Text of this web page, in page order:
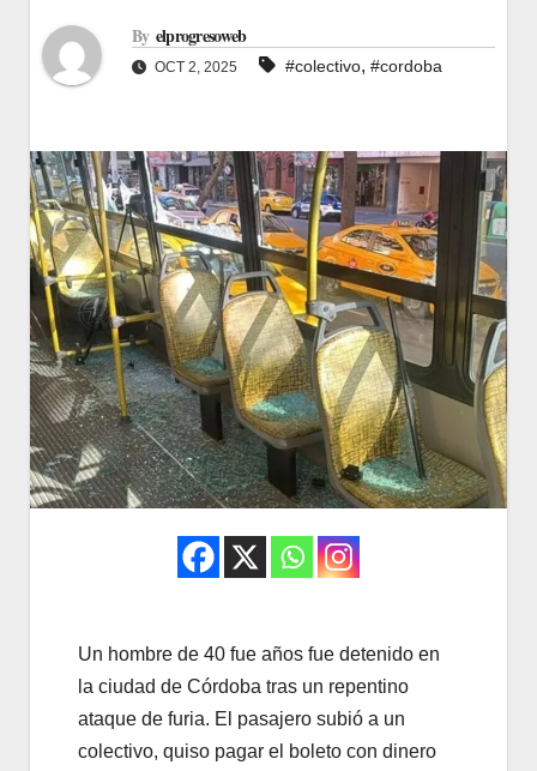
By elprogresoweb
OCT 2, 2025 #colectivo, #cordoba
Un hombre de 40 fue años fue detenido en
la ciudad de Córdoba tras un repentino
ataque de furia. El pasajero subió a un
colectivo, quiso pagar el boleto con dinero